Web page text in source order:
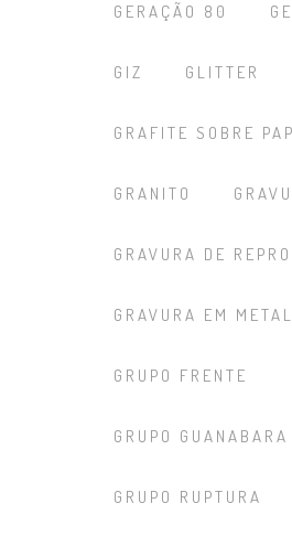
GERAÇÃO 80
GIZ GLITTER
GRAFITE SOBRE
GRANITO
GRAVURA DE
GRAVURA EM METAL
GRUPO FRENTE
GRUPO GUANABARA
GRUPO RUPTURA